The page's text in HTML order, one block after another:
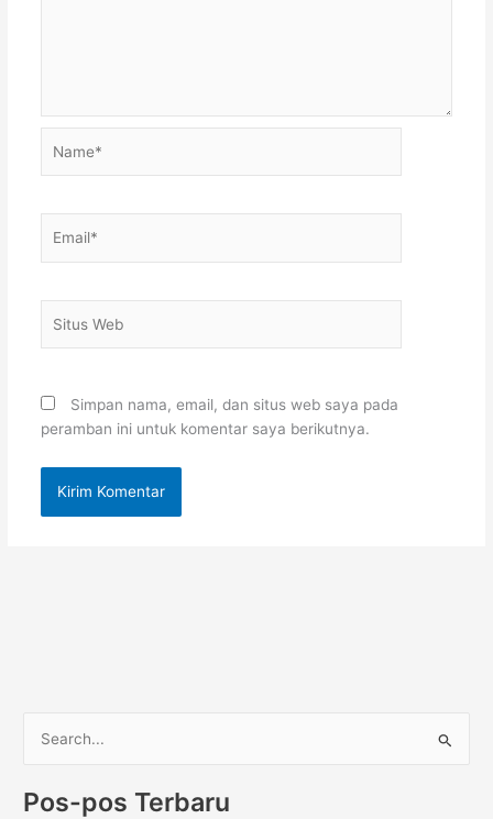
Web
Simpan nama, email, dan situs web saya pada
peramban ini untuk komentar saya berikutnya.
r
Pos-pos Terbaru